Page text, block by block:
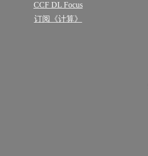
CCF DL Focus
订阅《计算》